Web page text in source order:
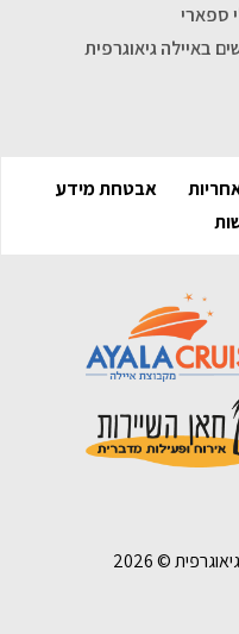
ספארי
באיילה גיאוגרפית
אבטחת מידע
©
2026